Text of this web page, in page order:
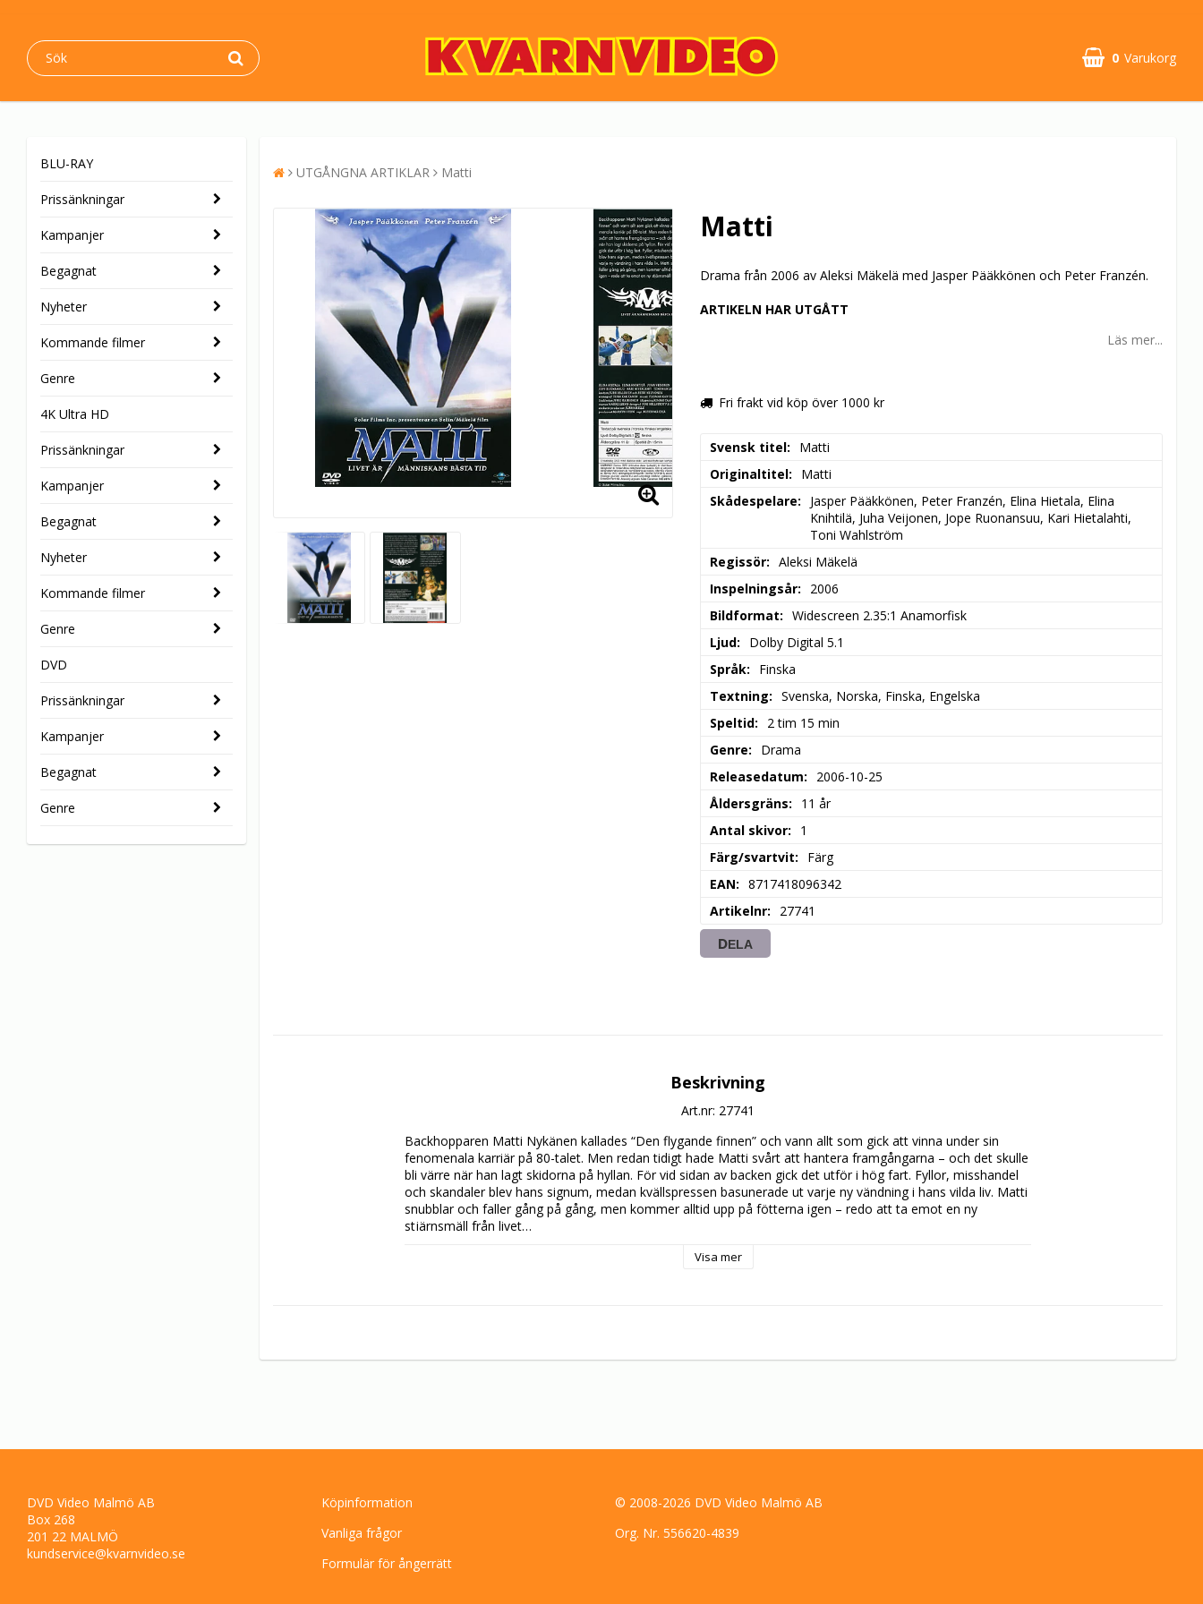
0 Varukorg
BLU-RAY
Prissänkningar
Kampanjer
Begagnat
Nyheter
Kommande filmer
Genre
4K Ultra HD
Prissänkningar
Kampanjer
Begagnat
Nyheter
Kommande filmer
Genre
DVD
Prissänkningar
Kampanjer
Begagnat
Genre
UTGÅNGNA ARTIKLAR Matti
Matti
Drama från 2006 av Aleksi Mäkelä med Jasper Pääkkönen och Peter Franzén.
ARTIKELN HAR UTGÅTT
Läs mer...
Fri frakt vid köp över 1000 kr
Svensk titel
Matti
Originaltitel
Matti
Skådespelare
Jasper Pääkkönen, Peter Franzén, Elina Hietala, Elina
Knihtilä, Juha Veijonen, Jope Ruonansuu, Kari Hietalahti,
Toni Wahlström
Regissör
Aleksi Mäkelä
Inspelningsår
2006
Bildformat
Widescreen 2.35:1 Anamorfisk
Ljud
Dolby Digital 5.1
Språk
Finska
Textning
Svenska, Norska, Finska, Engelska
Speltid
2 tim 15 min
Genre
Drama
Releasedatum
2006-10-25
Åldersgräns
11 år
Antal skivor
1
Färg/svartvit
Färg
EAN
8717418096342
Artikelnr
27741
DELA
Beskrivning
Art.nr: 27741
Backhopparen Matti Nykänen kallades “Den flygande finnen” och vann allt som gick att vinna under sin
fenomenala karriär på 80-talet. Men redan tidigt hade Matti svårt att hantera framgångarna – och det skulle
bli värre när han lagt skidorna på hyllan. För vid sidan av backen gick det utför i hög fart. Fyllor, misshandel
och skandaler blev hans signum, medan kvällspressen basunerade ut varje ny vändning i hans vilda liv. Matti
snubblar och faller gång på gång, men kommer alltid upp på fötterna igen – redo att ta emot en ny
stjärnsmäll från livet…
”Matti” – ett drama baserat på den sanna historien om tidernas störste suput och bråkstake är i grunden
Visa mer
DVD Video Malmö AB
Box 268
201 22 MALMÖ
kundservice@kvarnvideo.se
Köpinformation
Vanliga frågor
Formulär för ångerrätt
© 2008-2026 DVD Video Malmö AB
Org. Nr. 556620-4839